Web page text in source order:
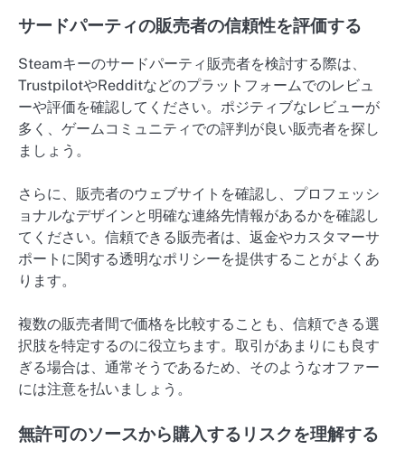
サードパーティの販売者の信頼性を評価する
Steamキーのサードパーティ販売者を検討する際は、
TrustpilotやRedditなどのプラットフォームでのレビュ
ーや評価を確認してください。ポジティブなレビューが
多く、ゲームコミュニティでの評判が良い販売者を探し
ましょう。
さらに、販売者のウェブサイトを確認し、プロフェッシ
ョナルなデザインと明確な連絡先情報があるかを確認し
てください。信頼できる販売者は、返金やカスタマーサ
ポートに関する透明なポリシーを提供することがよくあ
ります。
複数の販売者間で価格を比較することも、信頼できる選
択肢を特定するのに役立ちます。取引があまりにも良す
ぎる場合は、通常そうであるため、そのようなオファー
には注意を払いましょう。
無許可のソースから購入するリスクを理解する